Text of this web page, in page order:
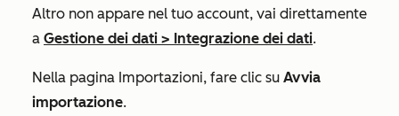
Altro non appare nel tuo account, vai direttamente
a Gestione dei dati > Integrazione dei dati.
Nella pagina Importazioni, fare clic su Avvia
importazione.